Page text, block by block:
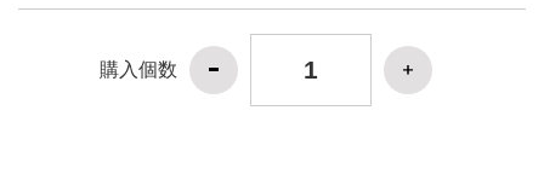
購入個数